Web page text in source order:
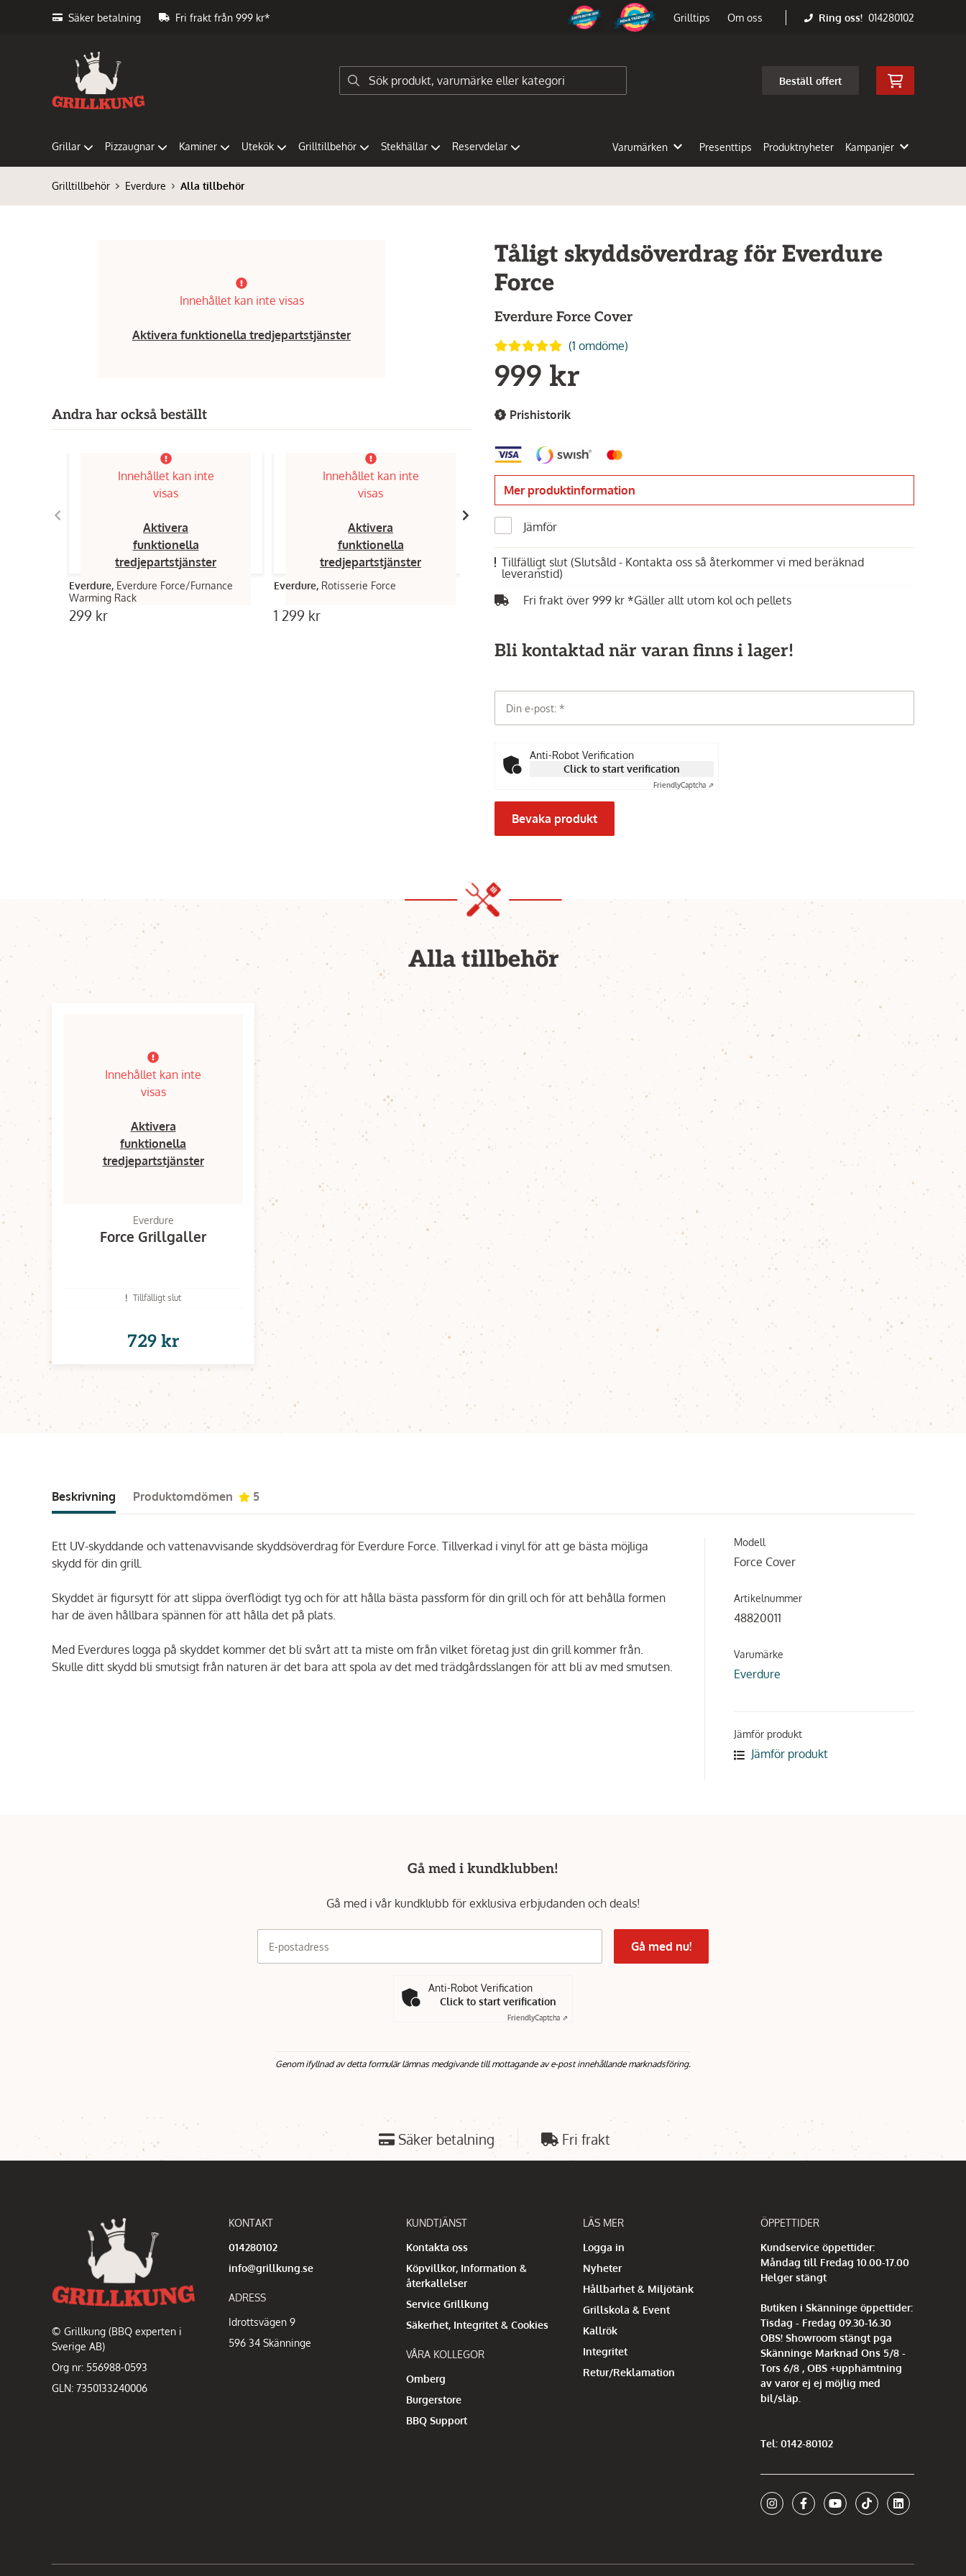
Säker betalning Fri frakt från 999 kr* Grilltips Om oss Ring oss! 014280102
Beställ offert
Grillar Pizzaugnar Kaminer Utekök Grilltillbehör Stekhällar Reservdelar Varumärken Presenttips Produktnyheter Kampanjer
Grilltillbehör Everdure Alla tillbehör
Innehållet kan inte visas
Aktivera funktionella tredjepartstjänster
Andra har också beställt
Innehållet kan inte
visas
Aktivera
funktionella
tredjepartstjänster
Everdure, Everdure Force/Furnance
Warming Rack
299 kr
Innehållet kan inte
visas
Aktivera
funktionella
tredjepartstjänster
Everdure, Rotisserie Force
1 299 kr
Innehållet kan inte
visas
Aktivera
funktionella
tredjepartstjänster
Innehållet kan inte
funktionella
tredjepartstjänster
Tåligt skyddsöverdrag för Everdure
Force
Everdure Force Cover
(1 omdöme)
999 kr
Prishistorik
Mer produktinformation
Jämför
Tillfälligt slut (Slutsåld - Kontakta oss så återkommer vi med beräknad
leveranstid)
Fri frakt över 999 kr *Gäller allt utom kol och pellets
Bli kontaktad när varan finns i lager!
Din e-post:
Anti-Robot Verification
Click to start verification
FriendlyCaptcha ⇗
Bevaka produkt
Alla tillbehör
Innehållet kan inte
visas
Aktivera
funktionella
tredjepartstjänster
Everdure
Force Grillgaller
Tillfälligt slut
729 kr
Beskrivning Produktomdömen 5
Ett UV-skyddande och vattenavvisande skyddsöverdrag för Everdure Force. Tillverkad i vinyl för att ge bästa möjliga
skydd för din grill.
Skyddet är figursytt för att slippa överflödigt tyg och för att hålla bästa passform för din grill och för att behålla formen
har de även hållbara spännen för att hålla det på plats.
Med Everdures logga på skyddet kommer det bli svårt att ta miste om från vilket företag just din grill kommer från.
Skulle ditt skydd bli smutsigt från naturen är det bara att spola av det med trädgårdsslangen för att bli av med smutsen.
Modell
Force Cover
Artikelnummer
48820011
Varumärke
Everdure
Jämför produkt
Jämför produkt
Gå med i kundklubben!
Gå med i vår kundklubb för exklusiva erbjudanden och deals!
E-postadress Gå med nu!
Anti-Robot Verification
Click to start verification
FriendlyCaptcha ⇗
Genom ifyllnad av detta formulär lämnas medgivande till mottagande av e-post innehållande marknadsföring.
Säker betalning Fri frakt
© Grillkung (BBQ experten i
Sverige AB)
Org nr: 556988-0593
GLN: 7350133240006
KONTAKT
014280102
info@grillkung.se
ADRESS
Idrottsvägen 9
596 34 Skänninge
KUNDTJÄNST
Kontakta oss
Köpvillkor, Information &
återkallelser
Service Grillkung
Säkerhet, Integritet & Cookies
VÅRA KOLLEGOR
Omberg
Burgerstore
BBQ Support
LÄS MER
Logga in
Nyheter
Hållbarhet & Miljötänk
Grillskola & Event
Kallrök
Integritet
Retur/Reklamation
ÖPPETTIDER
Kundservice öppettider:
Måndag till Fredag 10.00-17.00
Helger stängt
Butiken i Skänninge öppettider:
Tisdag - Fredag 09.30-16.30
OBS! Showroom stängt pga
Skänninge Marknad Ons 5/8 -
Tors 6/8 , OBS +upphämtning
av varor ej ej möjlig med
bil/släp.
Tel: 0142-80102